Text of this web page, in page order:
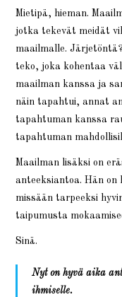
Mietipä, hieman.
jotka tekevät meidät
maailmalle.
teko, joka kohentaa
maailman kanssa ja
näin tapahtui, annat
tapahtuman kanssa
tapahtuman
Maailman lisäksi on
anteeksiantoa. Hän on
missään tarpeeksi
taipumusta
Sinä.
Nyt on hyvä aika
ihmiselle.